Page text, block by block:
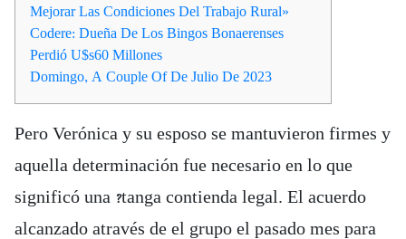
Mejorar Las Condiciones Del Trabajo Rural»
Codere: Dueña De Los Bingos Bonaerenses
Perdió U$s60 Millones
Domingo, A Couple Of De Julio De 2023
Pero Verónica y su esposo se mantuvieron firmes y
aquella determinación fue necesario en lo que
significó una ?tanga contienda legal. El acuerdo
alcanzado através de el grupo el pasado mes para